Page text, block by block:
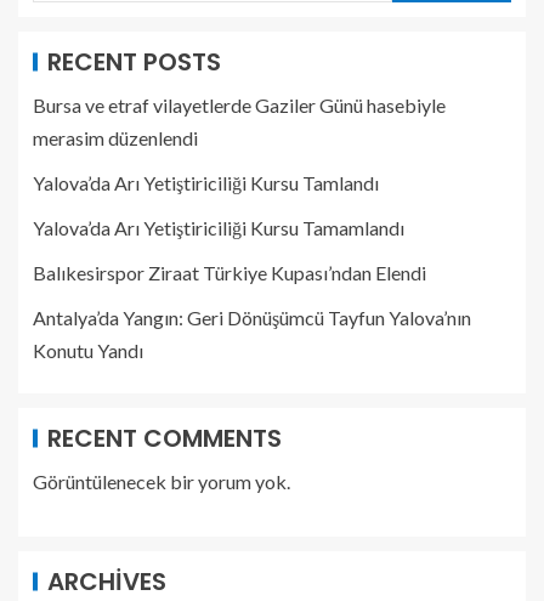
RECENT POSTS
Bursa ve etraf vilayetlerde Gaziler Günü hasebiyle
merasim düzenlendi
Yalova’da Arı Yetiştiriciliği Kursu Tamlandı
Yalova’da Arı Yetiştiriciliği Kursu Tamamlandı
Balıkesirspor Ziraat Türkiye Kupası’ndan Elendi
Antalya’da Yangın: Geri Dönüşümcü Tayfun Yalova’nın
Konutu Yandı
RECENT COMMENTS
Görüntülenecek bir yorum yok.
ARCHIVES